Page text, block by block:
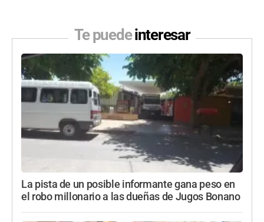
Te puedeinteresar
La pista de un posible informante gana peso en
el robo millonario a las dueñas de Jugos Bonano